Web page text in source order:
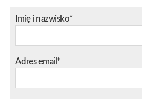
Imię i nazwisko*
Adres email*